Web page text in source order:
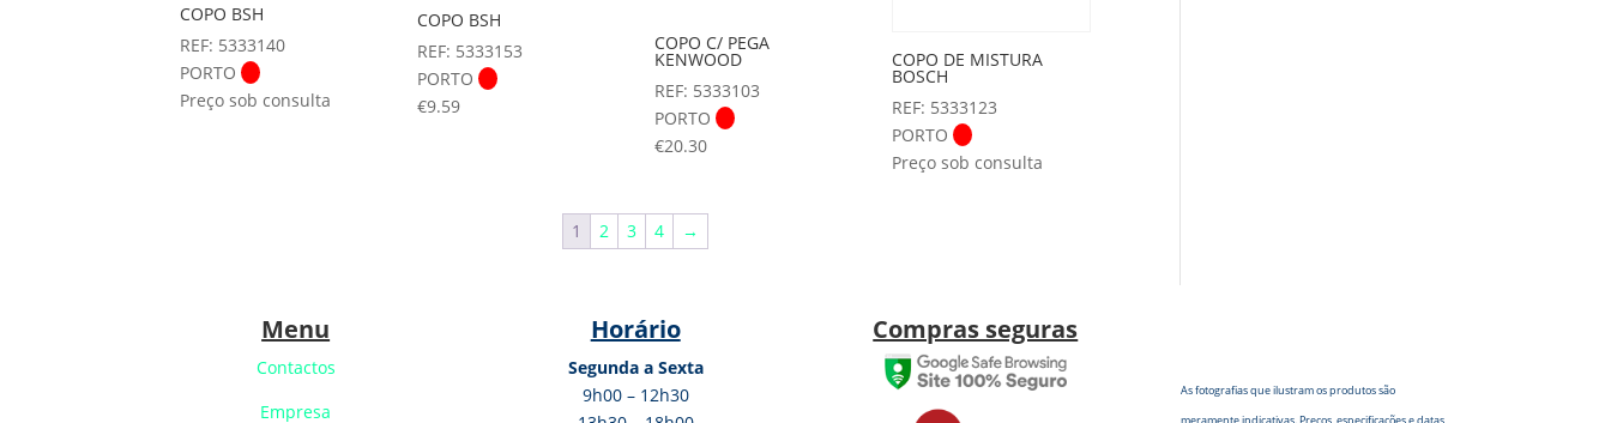
COPO BSH
REF: 5333140
PORTO
Preço sob consulta
COPO BSH
REF: 5333153
PORTO
€9.59
COPO C/ PEGA
KENWOOD
REF: 5333103
PORTO
€20.30
COPO DE MISTURA
BOSCH
REF: 5333123
PORTO
Preço sob consulta
1 2 3 4 →
Menu
Contactos
Empresa
Horário
Segunda a Sexta
9h00 – 12h30
Compras seguras
As fotografias que ilustram os produtos são
meramente indicativas. Preços, especificações e datas